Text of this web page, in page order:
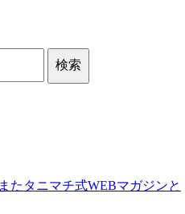
たタニマチ式WEBマガジンと